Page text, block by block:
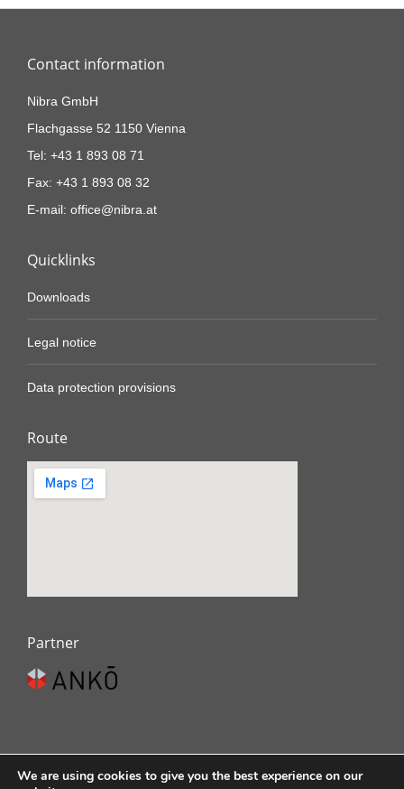
Contact information
Nibra GmbH
Flachgasse 52 1150 Vienna
Tel: +43 1 893 08 71
Fax: +43 1 893 08 32
E-mail: office@nibra.at
Quicklinks
Downloads
Legal notice
Data protection provisions
Route
Partner
We are using cookies to give you the best experience on our